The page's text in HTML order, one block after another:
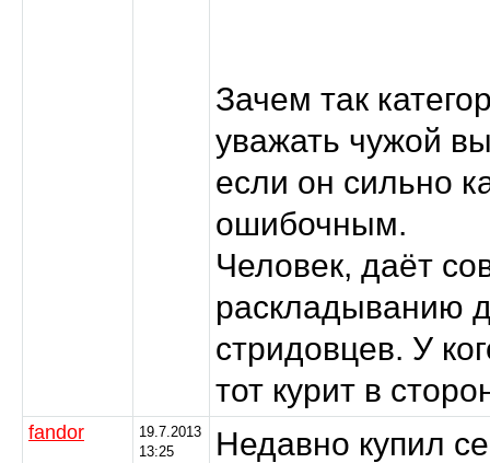
Зачем так
уважать чужой
если он сильно
ошибочным.
Человек, даёт
раскладыванию
стридовцев. У
тот курит в
fandor
19.7.2013
13:25
Недавно купил